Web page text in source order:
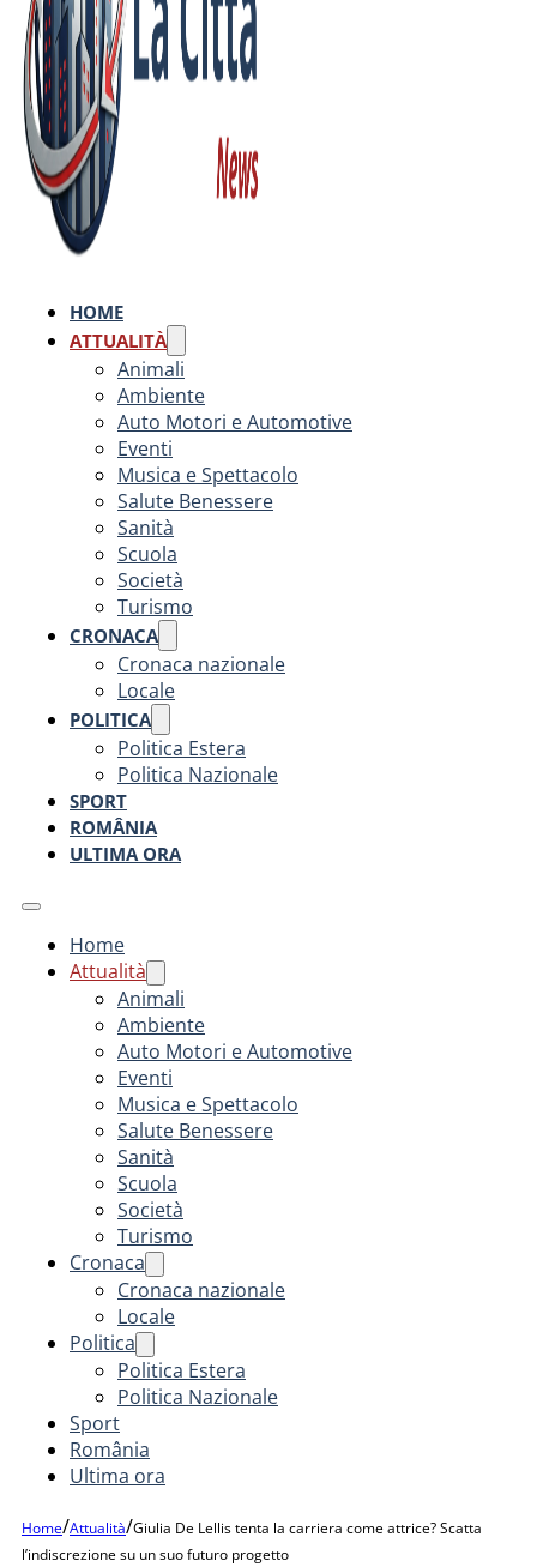
HOME
ATTUALITÀ
Animali
Ambiente
Auto Motori e Automotive
Eventi
Musica e Spettacolo
Salute Benessere
Sanità
Scuola
Società
Turismo
CRONACA
Cronaca nazionale
Locale
POLITICA
Politica Estera
Politica Nazionale
SPORT
ROMÂNIA
ULTIMA ORA
Home
Attualità
Animali
Ambiente
Auto Motori e Automotive
Eventi
Musica e Spettacolo
Salute Benessere
Sanità
Scuola
Società
Turismo
Cronaca
Cronaca nazionale
Locale
Politica
Politica Estera
Politica Nazionale
Sport
România
Ultima ora
Home/Attualità/Giulia De Lellis tenta la carriera come attrice? Scatta
l’indiscrezione su un suo futuro progetto